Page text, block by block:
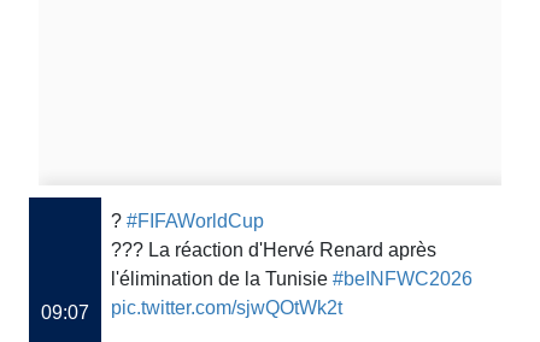
09:07
? #FIFAWorldCup
???️ La réaction d'Hervé Renard après
l'élimination de la Tunisie #beINFWC2026
pic.twitter.com/sjwQOtWk2t